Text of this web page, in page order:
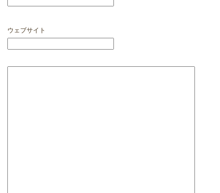
ウェブサイト